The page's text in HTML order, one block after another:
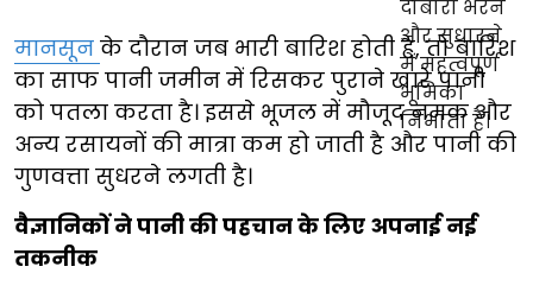
मानसून के दौरान जब भारी बारिश होती है, तो बारिश
का साफ पानी जमीन में रिसकर पुराने खारे पानी
को पतला करता है। इससे भूजल में मौजूद नमक और
अन्य रसायनों की मात्रा कम हो जाती है और पानी की
गुणवत्ता सुधरने लगती है।
वैज्ञानिकों ने पानी की पहचान के लिए अपनाई नई
तकनीक